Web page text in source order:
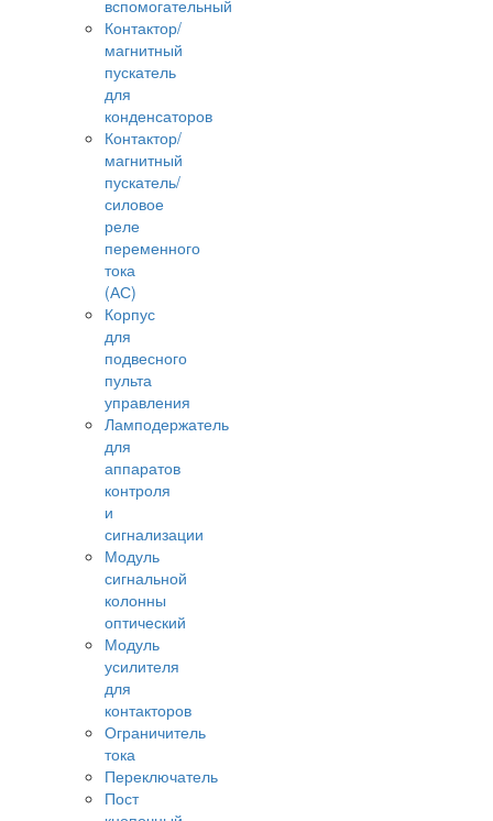
вспомогательный
Контактор/
магнитный
пускатель
для
конденсаторов
Контактор/
магнитный
пускатель/
силовое
реле
переменного
тока
(АС)
Корпус
для
подвесного
пульта
управления
Ламподержатель
для
аппаратов
контроля
и
сигнализации
Модуль
сигнальной
колонны
оптический
Модуль
усилителя
для
контакторов
Ограничитель
тока
Переключатель
Пост